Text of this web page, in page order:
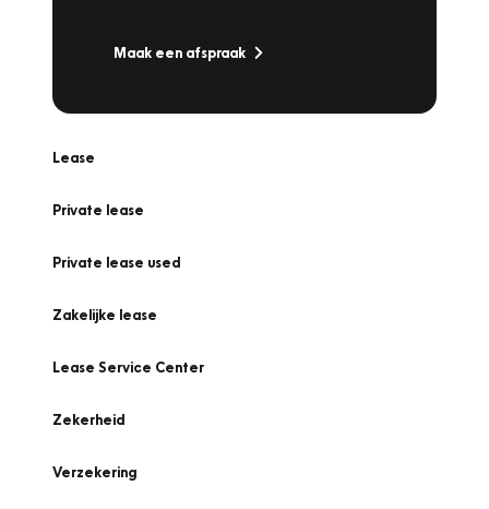
Maak een afspraak
Lease
Private lease
Private lease used
Zakelijke lease
Lease Service Center
Zekerheid
Verzekering